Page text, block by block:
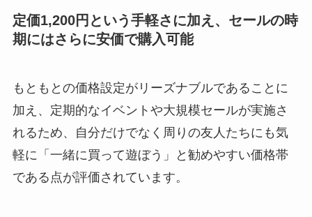
定価1,200円という手軽さに加え、セールの時
期にはさらに安価で購入可能
もともとの価格設定がリーズナブルであることに
加え、定期的なイベントや大規模セールが実施さ
れるため、自分だけでなく周りの友人たちにも気
軽に「一緒に買って遊ぼう」と勧めやすい価格帯
である点が評価されています。